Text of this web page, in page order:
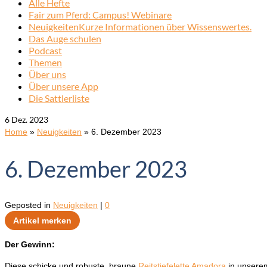
Alle Hefte
Fair zum Pferd: Campus! Webinare
NeuigkeitenKurze Informationen über Wissenswertes.
Das Auge schulen
Podcast
Themen
Über uns
Über unsere App
Die Sattlerliste
6 Dez. 2023
Home » Neuigkeiten » 6. Dezember 2023
6. Dezember 2023
Geposted in Neuigkeiten | 0
Artikel merken
Der Gewinn: